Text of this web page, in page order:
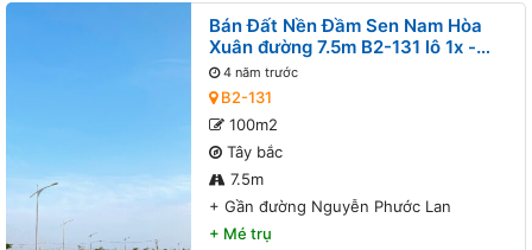
Bán Đất Nền Đầm Sen Nam Hòa
Xuân đường 7.5m B2-131 lô 1x -
Gần đường Nguyễn Phước Lan
4 năm trước
B2-131
100m2
Tây bắc
7.5m
+ Gần đường Nguyễn Phước Lan
+ Mé trụ